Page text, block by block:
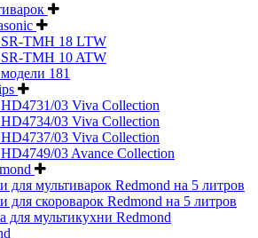
TMH 18 LTW
TMH 10 ATW
181
03 Viva Collection
03 Viva Collection
03 Viva Collection
03 Avance Collection
для мультиварок Redmond на 5 литров
для скороварок Redmond на 5 литров
для мультикухни Redmond